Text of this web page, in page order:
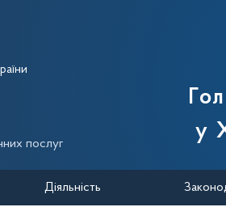
Державної
послуг
у
Діяльність